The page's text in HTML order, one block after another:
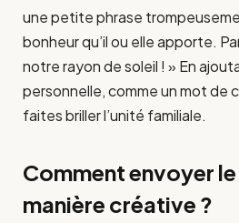
une petite phrase
bonheur qu’il ou elle apporte.
notre rayon de soleil ! » En
personnelle, comme un mot de
faites briller l’unité familiale.
Comment envoyer
manière créative ?